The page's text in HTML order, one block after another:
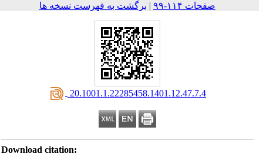
|برگشت به فهرست نسخه ها
‎ 20.1001.1.22285458.1401.12.47.7.4
Download citation: